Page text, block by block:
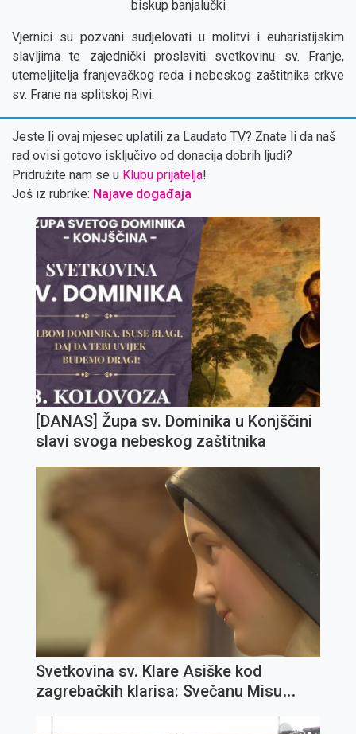
biskup banjalučki
Vjernici su pozvani sudjelovati u molitvi i euharistijskim
slavljima te zajednički proslaviti svetkovinu sv. Franje,
utemeljitelja franjevačkog reda i nebeskog zaštitnika crkve
sv. Frane na splitskoj Rivi.
Jeste li ovaj mjesec uplatili za Laudato TV? Znate li da naš
rad ovisi gotovo isključivo od donacija dobrih ljudi?
Pridružite nam se u Klubu prijatelja!
Još iz rubrike: Najave događaja
[DANAS] Župa sv. Dominika u Konjščini
slavi svoga nebeskog zaštitnika
Svetkovina sv. Klare Asiške kod
zagrebačkih klarisa: Svečanu Misu